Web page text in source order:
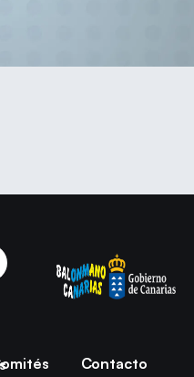
Contacto